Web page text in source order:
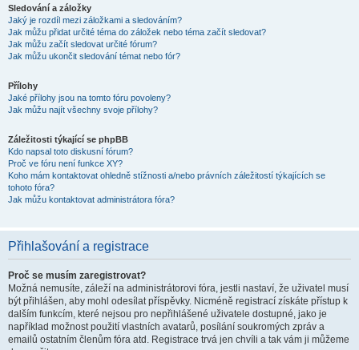
Sledování a záložky
Jaký je rozdíl mezi záložkami a sledováním?
Jak můžu přidat určité téma do záložek nebo téma začít sledovat?
Jak můžu začít sledovat určité fórum?
Jak můžu ukončit sledování témat nebo fór?
Přílohy
Jaké přílohy jsou na tomto fóru povoleny?
Jak můžu najít všechny svoje přílohy?
Záležitosti týkající se phpBB
Kdo napsal toto diskusní fórum?
Proč ve fóru není funkce XY?
Koho mám kontaktovat ohledně stížnosti a/nebo právních záležitostí týkajících se
tohoto fóra?
Jak můžu kontaktovat administrátora fóra?
Přihlašování a registrace
Proč se musím zaregistrovat?
Možná nemusíte, záleží na administrátorovi fóra, jestli nastaví, že uživatel musí
být přihlášen, aby mohl odesílat příspěvky. Nicméně registrací získáte přístup k
dalším funkcím, které nejsou pro nepřihlášené uživatele dostupné, jako je
například možnost použití vlastních avatarů, posílání soukromých zpráv a
emailů ostatním členům fóra atd. Registrace trvá jen chvíli a tak vám ji můžeme